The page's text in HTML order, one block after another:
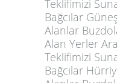
Teklifimizi
Bağcılar
Alanlar
Alan Yerler
Teklifimizi
Bağcılar